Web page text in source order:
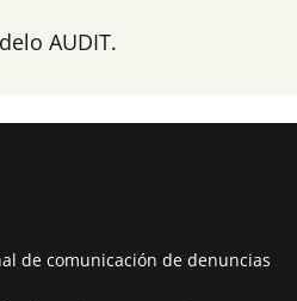
AUDIT.
de comunicación de denuncias